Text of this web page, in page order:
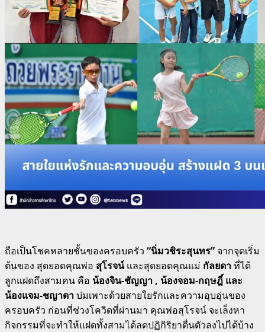
ถือเป็นโชคหลายชั้นของครอบครัว “นิ่มวชิระสุนทร” จากจุดเริ่ม
ต้นของ สุดยอดคุณพ่อ สุโรจน์และสุดยอดคุณแม่ กัลยดาที่ได้
ลูกแฝดถึงสามคน คือ น้องจิน-ชัญญา , น้องจอม-กฤษฎิ์ และ
น้องแจม-ชญาดาบ่มเพาะด้วยสายใยรักและความอุบอุ่นของ
ครอบครัว ก่อนที่ช่วงโควิดที่ผ่านมา คุณพ่อสุโรจน์ จะเล็งหา
กิจกรรมที่จะทำให้แฝดทั้งสามได้ลดปฏิกิริยาตื่นตัวลงไปได้บ้าง